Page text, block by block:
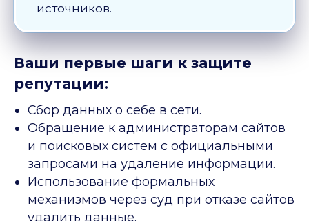
источников.
Ваши первые шаги к защите
репутации:
Сбор данных о себе в сети.
Обращение к администраторам сайтов
и поисковых систем с официальными
запросами на удаление информации.
Использование формальных
механизмов через суд при отказе сайтов
удалить данные.